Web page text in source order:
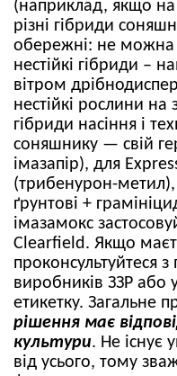
(наприклад, якщо на
різні гібриди
обережні: не можна
нестійкі гібриди –
вітром
нестійкі рослини на
гібриди насіння і
соняшнику — свій
імазапір), для
(трибенурон-
ґрунтові +
імазамокс
Clearfield. Якщо
проконсультуйтеся
виробників ЗЗР або
етикетку. Загальне
рішення має
культури. Не існує
від усього, тому